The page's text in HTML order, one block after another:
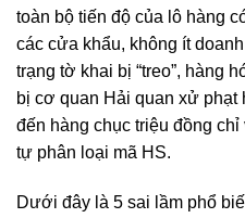
toàn bộ tiến độ của lô hàng
các cửa khẩu, không ít
trạng tờ khai bị “treo”, hàng
bị cơ quan Hải quan xử phạt
đến hàng chục triệu đồng
tự phân loại mã HS.
Dưới đây là 5 sai lầm phổ